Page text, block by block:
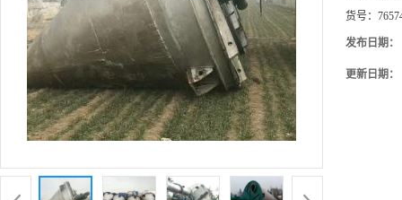
货号：
发布日期：
更新日期：